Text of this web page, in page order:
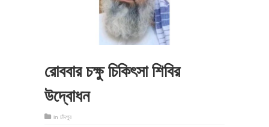
রোববার চক্ষু চিকিৎসা শিবির
উদ্বোধন
in চাঁদপুর